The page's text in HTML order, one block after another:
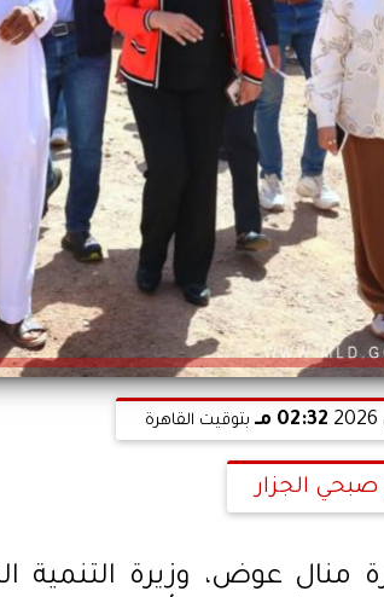
02:32 مـ بتوقيت القاهرة
الجزار
منال عوض، وزيرة التنمية